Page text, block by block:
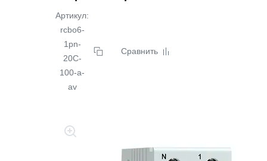
Артикул:
rcbo6-
1pn-
20C-
100-a-
av
Сравнить